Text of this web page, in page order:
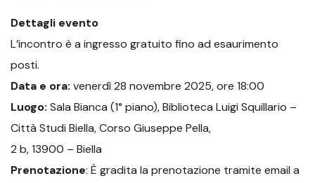
Dettagli evento
L’incontro è a ingresso gratuito fino ad esaurimento
posti.
Data e ora: venerdì 28 novembre 2025, ore 18:00
Luogo: Sala Bianca (1° piano), Biblioteca Luigi Squillario –
Città Studi Biella, Corso Giuseppe Pella,
2 b, 13900 – Biella
Prenotazione: È gradita la prenotazione tramite email a